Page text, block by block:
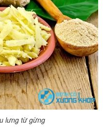
lưng từ gừng